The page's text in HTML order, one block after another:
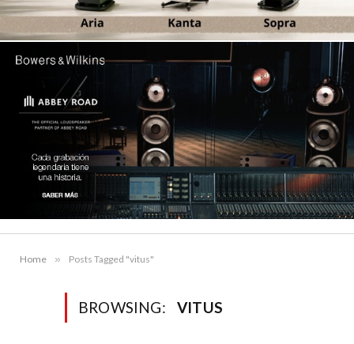
Home » Posts Tagged "vitus"
BROWSING: VITUS